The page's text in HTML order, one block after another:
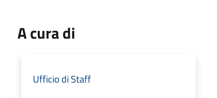
A cura di
Ufficio di Staff